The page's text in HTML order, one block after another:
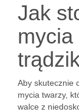
Jak
Aby skutecznie
mycia twarzy,
walce z